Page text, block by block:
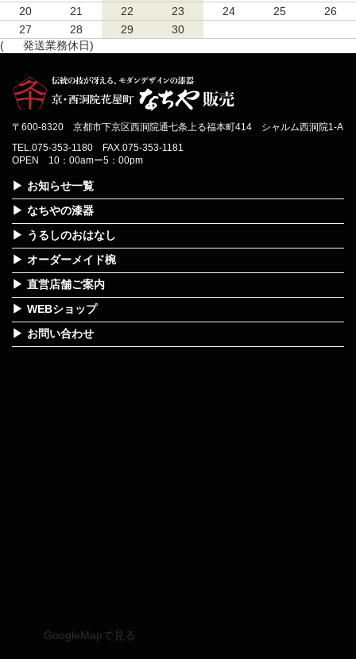
20
21 22 23 24 25
26
27
28 29
30
(
発送業務休日)
〒600-8320 京都市下京区西洞院通七条上る福本町414 シャルム西洞院1-A
TEL.075-353-1180 FAX.075-353-1181
OPEN 10：00amー5：00pm
お知らせ一覧
なちやの漆器
うるしのおはなし
オーダーメイド椀
直営店舗ご案内
WEBショップ
お問い合わせ
GoogleMapで見る